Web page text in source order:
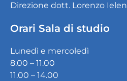
Direzione dott. Lorenzo Ielen
Orari Sala di studio
Lunedì e mercoledì
8.00 – 11.00
11.00 – 14.00